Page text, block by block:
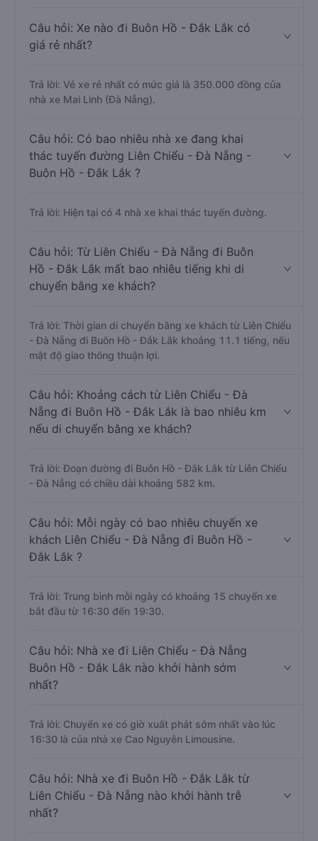
Câu hỏi: Xe nào đi Buôn Hồ - Đắk Lắk có
giá rẻ nhất?
Trả lời: Vé xe rẻ nhất có mức giá là 350.000 đồng của
nhà xe Mai Linh (Đà Nẵng).
Câu hỏi: Có bao nhiêu nhà xe đang khai
thác tuyến đường Liên Chiểu - Đà Nẵng -
Buôn Hồ - Đắk Lắk ?
Trả lời: Hiện tại có 4 nhà xe khai thác tuyến đường.
Câu hỏi: Từ Liên Chiểu - Đà Nẵng đi Buôn
Hồ - Đắk Lắk mất bao nhiêu tiếng khi di
chuyển bằng xe khách?
Trả lời: Thời gian di chuyển bằng xe khách từ Liên Chiểu
- Đà Nẵng đi Buôn Hồ - Đắk Lắk khoảng 11.1 tiếng, nếu
mật độ giao thông thuận lợi.
Câu hỏi: Khoảng cách từ Liên Chiểu - Đà
Nẵng đi Buôn Hồ - Đắk Lắk là bao nhiêu km
nếu di chuyển bằng xe khách?
Trả lời: Đoạn đường đi Buôn Hồ - Đắk Lắk từ Liên Chiểu
- Đà Nẵng có chiều dài khoảng 582 km.
Câu hỏi: Mỗi ngày có bao nhiêu chuyến xe
khách Liên Chiểu - Đà Nẵng đi Buôn Hồ -
Đắk Lắk ?
Trả lời: Trung bình mỗi ngày có khoảng 15 chuyến xe
bắt đầu từ 16:30 đến 19:30.
Câu hỏi: Nhà xe đi Liên Chiểu - Đà Nẵng
Buôn Hồ - Đắk Lắk nào khởi hành sớm
nhất?
Trả lời: Chuyến xe có giờ xuất phát sớm nhất vào lúc
16:30 là của nhà xe Cao Nguyên Limousine.
Câu hỏi: Nhà xe đi Buôn Hồ - Đắk Lắk từ
Liên Chiểu - Đà Nẵng nào khởi hành trễ
nhất?